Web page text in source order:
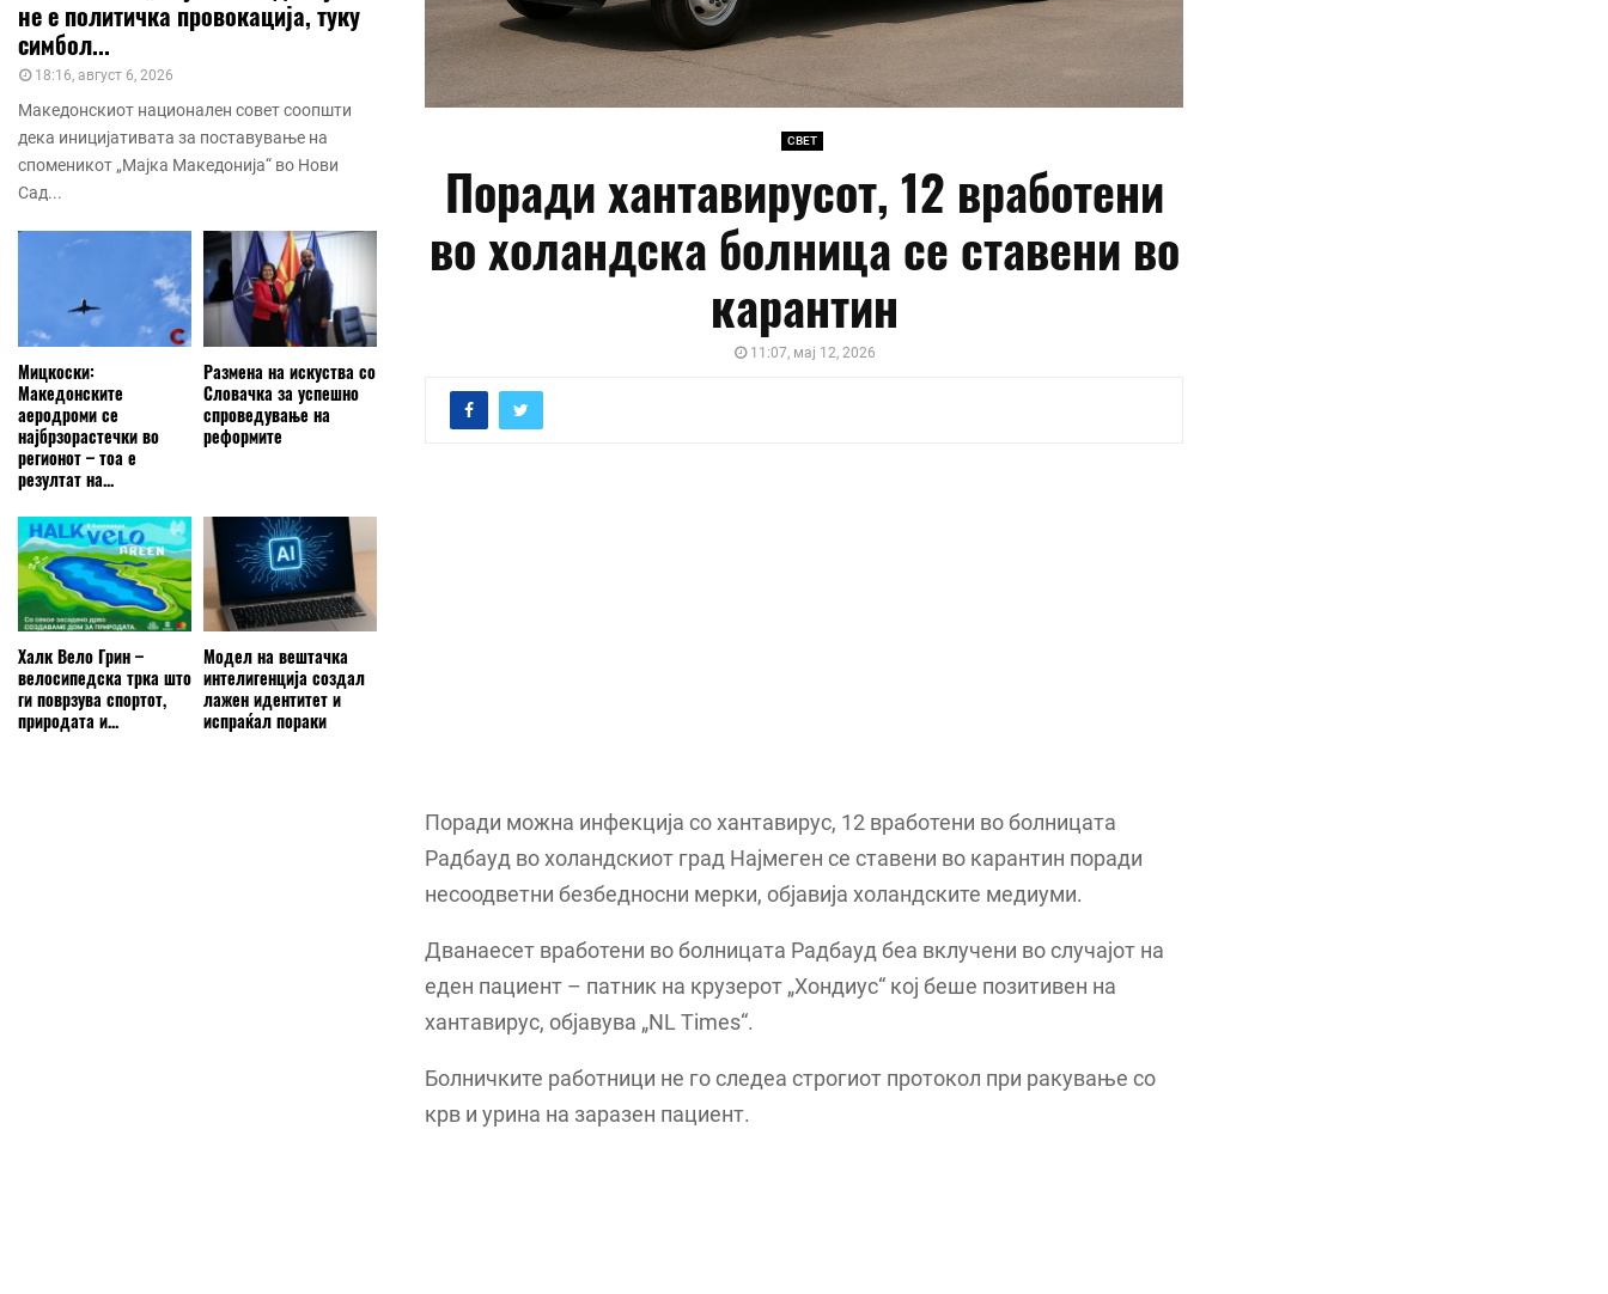
СВЕТ
Поради хантавирусот, 12 вработени
во холандска болница се ставени во
карантин
11:07, мај 12, 2026
Поради можна инфекција со хантавирус, 12 вработени во болницата
Радбауд во холандскиот град Најмеген се ставени во карантин поради
несоодветни безбедносни мерки, објавија холандските медиуми.
Дванаесет вработени во болницата Радбауд беа вклучени во случајот на
еден пациент – патник на крузерот „Хондиус“ кој беше позитивен на
хантавирус, објавува „NL Times“.
Болничките работници не го следеа строгиот протокол при ракување со
крв и урина на заразен пациент.
не е политичка провокација, туку
симбол...
18:16, август 6, 2026
Македонскиот национален совет соопшти
дека иницијативата за поставување на
споменикот „Мајка Македонија“ во Нови
Сад...
Мицкоски:
Македонските
аеродроми се
најбрзорастечки во
регионот – тоа е
резултат на...
Размена на искуства со
Словачка за успешно
спроведување на
реформите
Халк Вело Грин –
велосипедска трка што
ги поврзува спортот,
природата и...
Модел на вештачка
интелигенција создал
лажен идентитет и
испраќал пораки